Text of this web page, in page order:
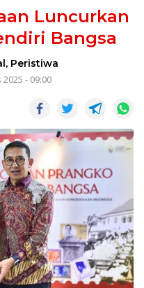
Luncurkan
Bangsa
, Peristiwa
- 09:00